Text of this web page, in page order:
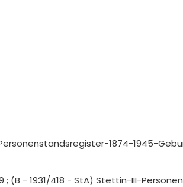
1874-1945-
- 1931/418 - StA) Stettin-III-